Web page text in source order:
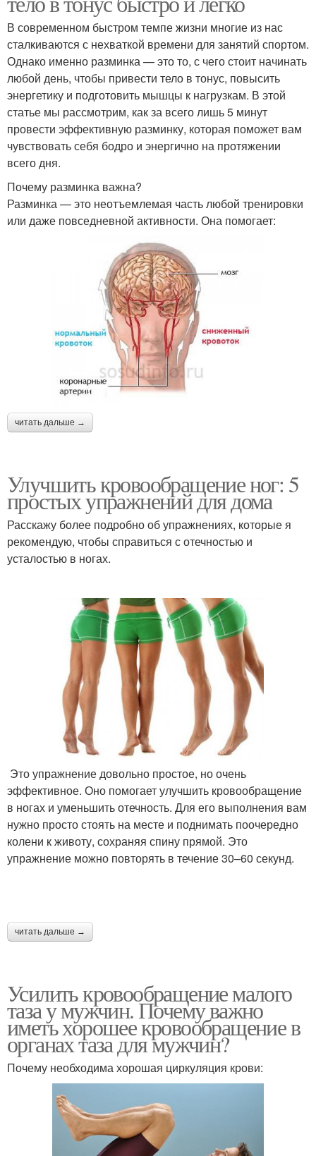
В современном быстром темпе жизни многие из нас
сталкиваются с нехваткой времени для занятий спортом.
Однако именно разминка — это то, с чего стоит начинать
любой день, чтобы привести тело в тонус, повысить
энергетику и подготовить мышцы к нагрузкам. В этой
статье мы рассмотрим, как за всего лишь 5 минут
провести эффективную разминку, которая поможет вам
чувствовать себя бодро и энергично на протяжении
всего дня.
Почему разминка важна?
Разминка — это неотъемлемая часть любой тренировки
или даже повседневной активности. Она помогает:
читать дальше →
Улучшить кровообращение ног: 5
простых упражнений для дома
Расскажу более подробно об упражнениях, которые я
рекомендую, чтобы справиться с отечностью и
усталостью в ногах.
Это упражнение довольно простое, но очень
эффективное. Оно помогает улучшить кровообращение
в ногах и уменьшить отечность. Для его выполнения вам
нужно просто стоять на месте и поднимать поочередно
колени к животу, сохраняя спину прямой. Это
упражнение можно повторять в течение 30–60 секунд.
читать дальше →
Усилить кровообращение малого
таза у мужчин. Почему важно
иметь хорошее кровообращение в
органах таза для мужчин?
Почему необходима хорошая циркуляция крови: